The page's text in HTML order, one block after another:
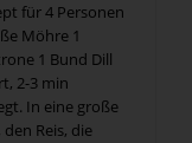
für 4 Personen
Möhre 1
1 Bund Dill
2-3 min
In eine große
Reis, die